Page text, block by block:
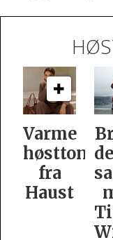
Brgn i
design­
samarbeid
med